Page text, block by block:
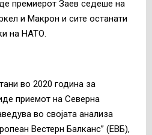
премиерот Заев седеше на
и Макрон и сите останати
на НАТО.
во 2020 година за
приемот на Северна
во својата анализа
Вестерн Балканс” (ЕВБ),